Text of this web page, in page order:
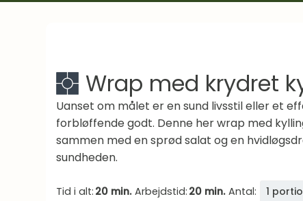
Wrap med krydret
Uanset om målet er en sund livsstil eller et
forbløffende godt. Denne her wrap med
sammen med en sprød salat og en
sundheden.
Tid i alt: 20 min. Arbejdstid: 20 min. Antal: 1